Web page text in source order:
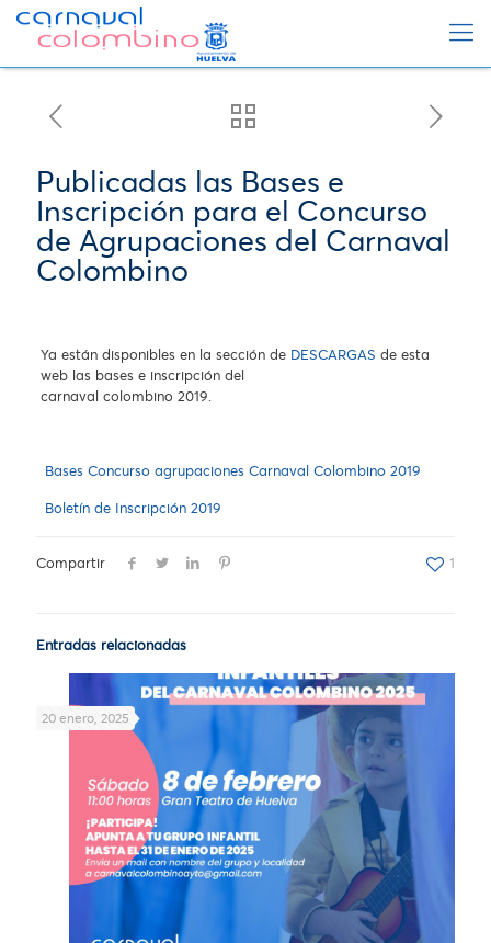
Publicadas las Bases e
Inscripción para el Concurso
de Agrupaciones del Carnaval
Colombino
Ya están disponibles en la sección de DESCARGAS de esta
web las bases e inscripción del
carnaval colombino 2019.
Bases Concurso agrupaciones Carnaval Colombino 2019
Boletín de Inscripción 2019
Compartir 1
Entradas relacionadas
20 enero, 2025